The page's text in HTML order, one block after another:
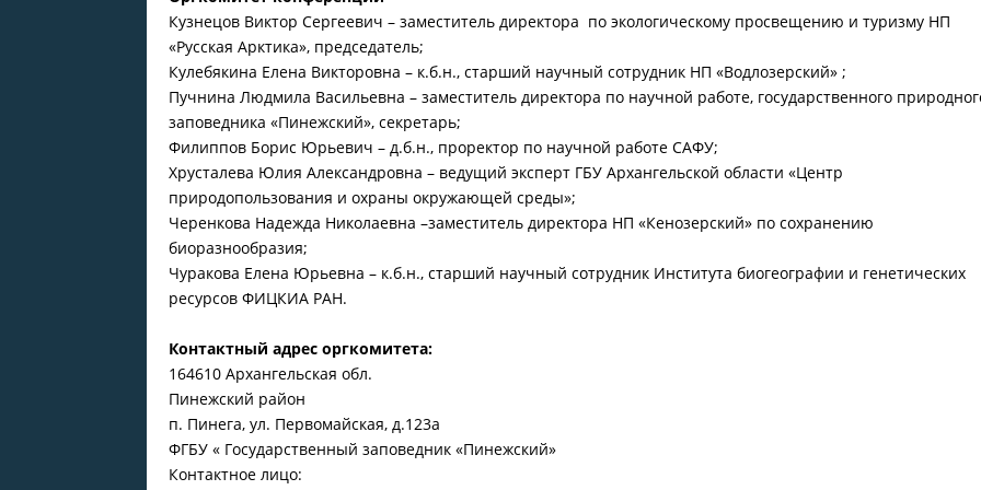
Кузнецов Виктор Сергеевич – заместитель директора по экологическому просвещению и туризму НП
«Русская Арктика», председатель;
Кулебякина Елена Викторовна – к.б.н., старший научный сотрудник НП «Водлозерский» ;
Пучнина Людмила Васильевна – заместитель директора по научной работе, государственного
заповедника «Пинежский», секретарь;
Филиппов Борис Юрьевич – д.б.н., проректор по научной работе САФУ;
Хрусталева Юлия Александровна – ведущий эксперт ГБУ Архангельской области «Центр
природопользования и охраны окружающей среды»;
Черенкова Надежда Николаевна –заместитель директора НП «Кенозерский» по сохранению
биоразнообразия;
Чуракова Елена Юрьевна – к.б.н., старший научный сотрудник Института биогеографии и генетических
ресурсов ФИЦКИА РАН.
Контактный адрес оргкомитета:
164610 Архангельская обл.
Пинежский район
п. Пинега, ул. Первомайская, д.123а
ФГБУ « Государственный заповедник «Пинежский»
Контактное лицо: